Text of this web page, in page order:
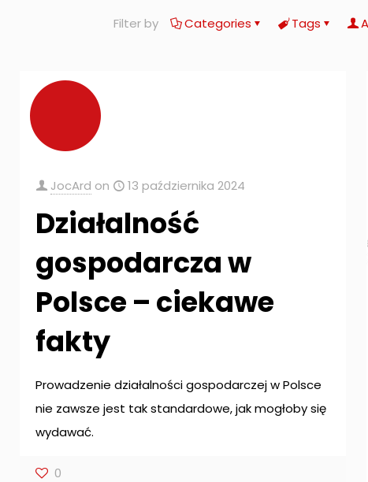
Filter by Categories Tags
JocArd on 13 października 2024
Działalność
gospodarcza w
Polsce – ciekawe
fakty
Prowadzenie działalności gospodarczej w Polsce
nie zawsze jest tak standardowe, jak mogłoby się
wydawać.
0